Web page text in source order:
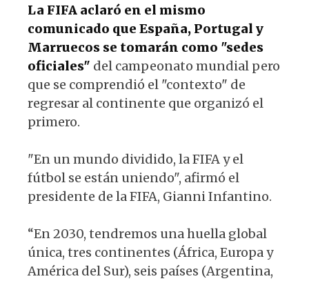
La FIFA aclaró en el mismo
comunicado que España, Portugal y
Marruecos se tomarán como "sedes
oficiales" del campeonato mundial pero
que se comprendió el "contexto" de
regresar al continente que organizó el
primero.
"En un mundo dividido, la FIFA y el
fútbol se están uniendo", afirmó el
presidente de la FIFA, Gianni Infantino.
“En 2030, tendremos una huella global
única, tres continentes (África, Europa y
América del Sur), seis países (Argentina,